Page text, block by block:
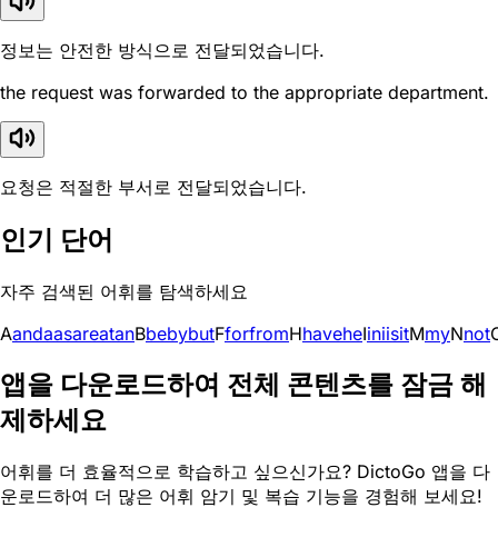
정보는 안전한 방식으로 전달되었습니다.
the request was forwarded to the appropriate department.
요청은 적절한 부서로 전달되었습니다.
인기 단어
자주 검색된 어휘를 탐색하세요
AandaasareatanBbebybutFforfromHhaveheIiniisitMmyNnot
앱을 다운로드하여 전체 콘텐츠를 잠금 해
제하세요
어휘를 더 효율적으로 학습하고 싶으신가요? DictoGo 앱을 다
운로드하여 더 많은 어휘 암기 및 복습 기능을 경험해 보세요!